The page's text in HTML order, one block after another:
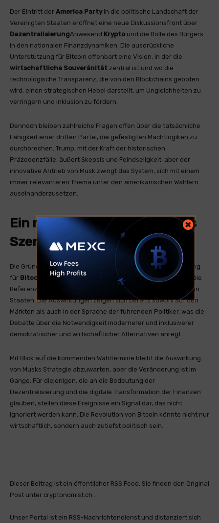
Der Eintritt der America Partyin die politische Landschaft der
Vereinigten Staaten eröffnet eine neue Diskussionsfront über
DezentralisierungAnwesend Krypto und die Rolle des Bürgers
in den nationalen Finanzdynamiken. Die ausdrückliche
Unterstützung für Bitcoin offenbart eine Vision, in der die
wirtschaftliche Souveränität zentral ist und wo die
technologische Transparenz, die von den Blockchains geboten
wird, einen strategischen Hebel darstellt, um Ungleichheiten zu
verringern und Inklusion zu fördern.
Dennoch bleiben zahlreiche Fragen offen über die tatsächliche
Fähigkeit einer dritten Partei, die gefestigten Machtlogiken zu
durchbrechen. Trump, mit der Kraft der historischen
Präzedenzfälle, äußert Skepsis und Feindseligkeit, aber der
innovative Antrieb von Musk zwingt das System, sich mit einem
immer relevanteren Thema unter den amerikanischen Wählern
auseinanderzusetzen.
Ein neues, sich entwickelndes
Szenario
Die Gründung derAmerica Party
die öffentliche Unterstützung
für Bitcoin
und die scharfe Kritik am Fiat-System verändern die
Referenzparameter im politischen Wettbewerb der Vereinigten
Staaten. Die Auswirkungen zeigen sich bereits sowohl auf den
Märkten als auch in der Sprache der führenden Politiker, was die
Debatte über die Notwendigkeit modernerer und inklusiverer
demokratischer und wirtschaftlicher Alternativen anregt.
Mit Blick auf die kommenden Wahltermine bleibt die Auswirkung
von Musks Strategie abzuwarten, aber die Veränderung ist im
Gange. Für diejenigen, die an die Bedeutung der
Dezentralisierung und die digitale Transformation der Finanzen
glauben, stellen diese Ereignisse ein Signal dar, das nicht
ignoriert werden kann: Die Revolution von Bitcoin könnte nicht nur
wirtschaftlich, sondern auch zutiefst politisch sein.
Dieser Beitrag ist ein öffentlicher RSS Feed. Sie finden den Original
Post unter cryptonomist.ch .
Unser Portal ist ein RSS-Nachrichtendienst und distanziert sich